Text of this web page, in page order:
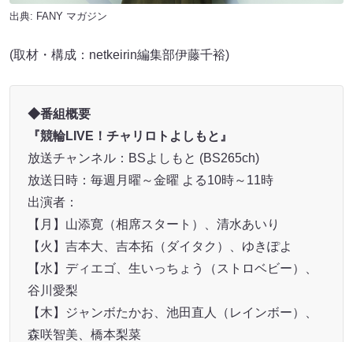
出典: FANY マガジン
(取材・構成：netkeirin編集部伊藤千裕)
◆番組概要
『競輪LIVE ！チャリロトよしもと』
放送チャンネル：BSよしもと (BS265ch)
放送日時：毎週月曜～金曜 よる10時～11時
出演者：
【月】山添寛（相席スタート）、清水あいり
【火】吉本大、吉本拓（ダイタク）、ゆきぽよ
【水】ディエゴ、生いっちょう（ストロベビー）、
谷川愛梨
【木】ジャンボたかお、池田直人（レインボー）、
森咲智美、橋本梨菜